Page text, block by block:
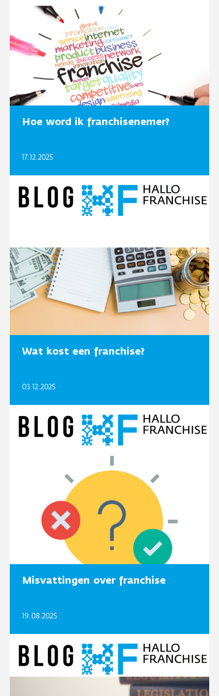
Hoe word ik franchisenemer?
17.12.2025
Wat kost een franchise?
03.12.2025
Misvattingen over franchise
19.08.2025